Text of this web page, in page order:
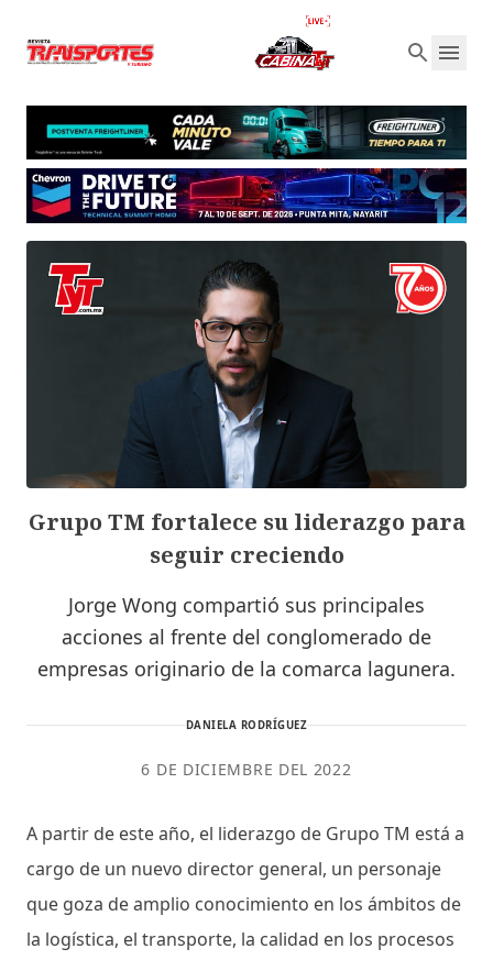
Grupo TM fortalece su liderazgo para
seguir creciendo
Jorge Wong compartió sus principales
acciones al frente del conglomerado de
empresas originario de la comarca lagunera.
DANIELA RODRÍGUEZ
6 DE DICIEMBRE DEL 2022
A partir de este año, el liderazgo de Grupo TM está a
cargo de un nuevo director general, un personaje
que goza de amplio conocimiento en los ámbitos de
la logística, el transporte, la calidad en los procesos